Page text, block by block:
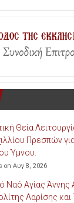
Θεία
Πρεσπών
Ύμνου.
on Αυγ 8, 2026
Ναό Αγίας Άννης
Λαρίσης και